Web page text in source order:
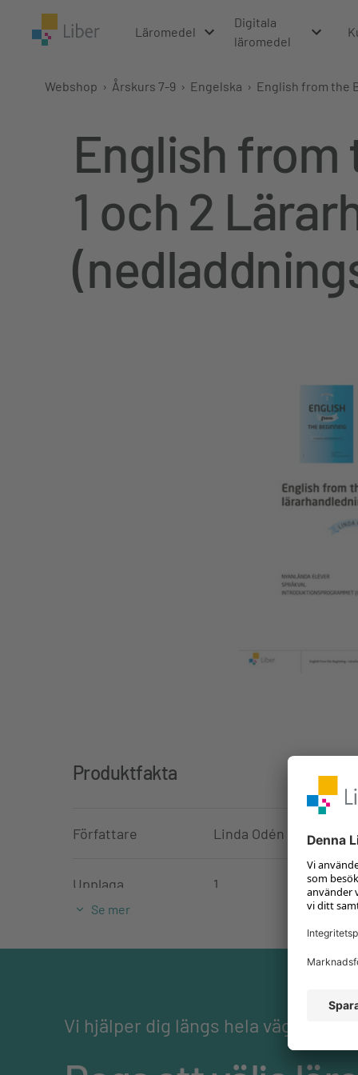
Läromedel
Digitala
läromedel
Webshop › Årskurs 7-9 › Engelska › English from the
English from
1 och 2
Produktfakta
Författare Linda Odén
Upplaga 1
Ämne Engelska
Se mer
Vi hjälper dig längs hela vägen